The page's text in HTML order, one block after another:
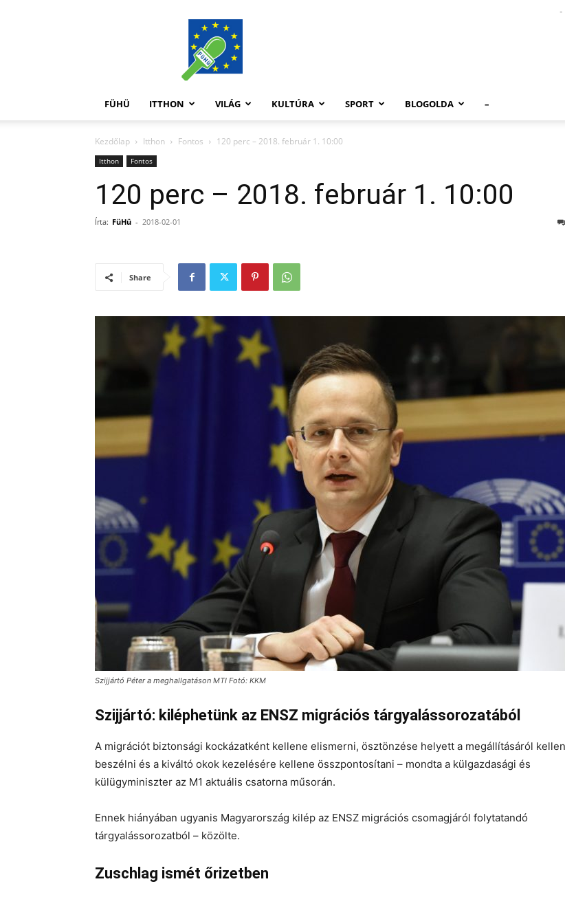
FüHü
-
FÜHÜ ITTHON VILÁG KULTÚRA SPORT BLOGOLDA –
Kezdőlap Itthon Fontos 120 perc – 2018. február 1. 10:00
Itthon Fontos
120 perc – 2018. február 1. 10:00
Írta: FüHü - 2018-02-01
Share
Szijjártó Péter a meghallgatáson MTI Fotó: KKM
Szijjártó: kiléphetünk az ENSZ migrációs tárgyalássorozatából
A migrációt biztonsági kockázatként kellene elismerni, ösztönzése helyett a megállításáról
beszélni és a kiváltó okok kezelésére kellene összpontosítani – mondta a külgazdasági és
külügyminiszter az M1 aktuális csatorna műsorán.
Ennek hiányában ugyanis Magyarország kilép az ENSZ migrációs csomagjáról folytatandó
tárgyalássorozatból – közölte.
Zuschlag ismét őrizetben